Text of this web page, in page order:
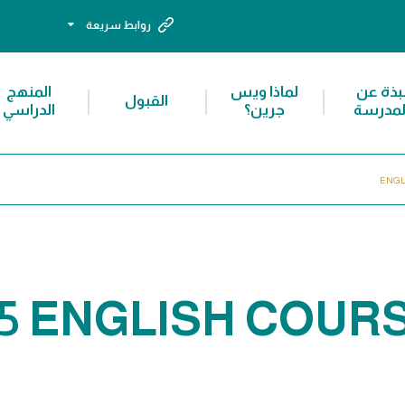
روابط سريعة
عن
لماذا ويس
جرين؟
القبول
المنهج
الدراسي
ENGLISH